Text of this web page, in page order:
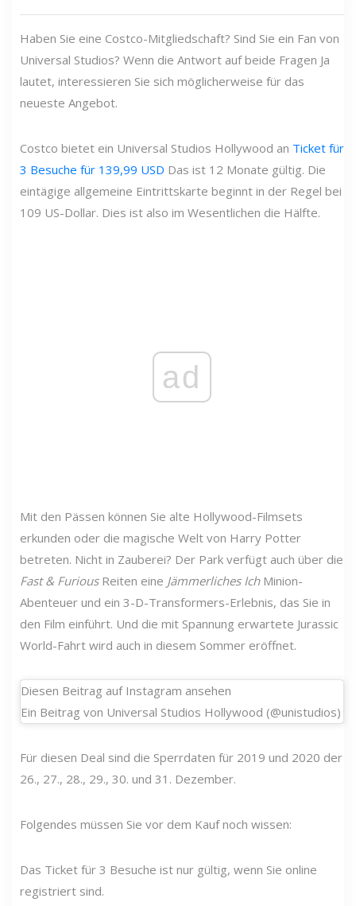
Haben Sie eine Costco-Mitgliedschaft? Sind Sie ein Fan von
Universal Studios? Wenn die Antwort auf beide Fragen Ja
lautet, interessieren Sie sich möglicherweise für das
neueste Angebot.
Costco bietet ein Universal Studios Hollywood an Ticket für
3 Besuche für 139,99 USD Das ist 12 Monate gültig. Die
eintägige allgemeine Eintrittskarte beginnt in der Regel bei
109 US-Dollar. Dies ist also im Wesentlichen die Hälfte.
ad
Mit den Pässen können Sie alte Hollywood-Filmsets
erkunden oder die magische Welt von Harry Potter
betreten. Nicht in Zauberei? Der Park verfügt auch über die
Fast & FuriousReiten eine Jämmerliches IchMinion-
Abenteuer und ein 3-D-Transformers-Erlebnis, das Sie in
den Film einführt. Und die mit Spannung erwartete Jurassic
World-Fahrt wird auch in diesem Sommer eröffnet.
Diesen Beitrag auf Instagram ansehen
Ein Beitrag von Universal Studios Hollywood (@unistudios)
Für diesen Deal sind die Sperrdaten für 2019 und 2020 der
26., 27., 28., 29., 30. und 31. Dezember.
Folgendes müssen Sie vor dem Kauf noch wissen:
Das Ticket für 3 Besuche ist nur gültig, wenn Sie online
registriert sind.